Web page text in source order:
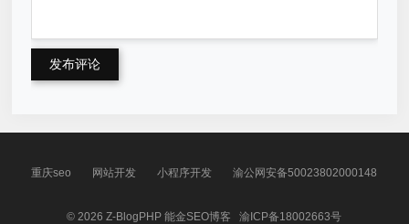
发布评论
重庆seo 网站开发 小程序开发 渝公网安备50023802000148
© 2026Z-BlogPHP 能金SEO博客渝ICP备18002663号